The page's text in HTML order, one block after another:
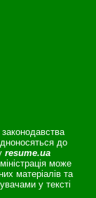
законодавства
до
resume.ua
може
матеріалів та
у тексті